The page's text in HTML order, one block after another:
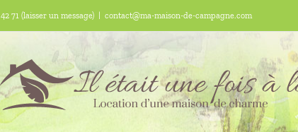
71 (laisser un message) contact@ma-maison-de-campagne.com